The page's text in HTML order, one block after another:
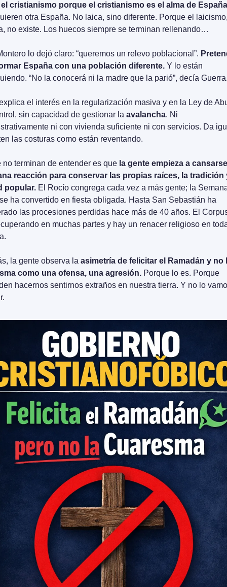
cristianismo porque el cristianismo es el alma de
otra España. No laica, sino diferente. Porque el
no existe. Los huecos siempre se terminan rellenando…
lo dejó claro: “queremos un relevo poblacional”.
España con una población diferente. Y lo están
“No la conocerá ni la madre que la parió”, decía
el interés en la regularización masiva y en la Ley de
sin capacidad de gestionar la avalancha. Ni
ni con vivienda suficiente ni con servicios. Da
las costuras como están reventando.
no terminan de entender es que la gente empieza a
reacción para conservar las propias raíces, la tradición
popular. El Rocío congrega cada vez a más gente; la
ha convertido en fiesta obligada. Hasta San Sebastián ha
las procesiones perdidas hace más de 40 años. El
en muchas partes y hay un renacer religioso en
la gente observa la asimetría de felicitar el Ramadán y no
como una ofensa, una agresión. Porque lo es. Porque
hacernos sentirnos extraños en nuestra tierra. Y no lo